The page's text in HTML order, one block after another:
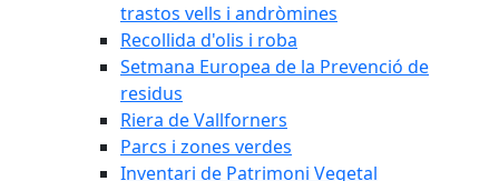
trastos vells i andròmines
Recollida d'olis i roba
Setmana Europea de la Prevenció de
residus
Riera de Vallforners
Parcs i zones verdes
Inventari de Patrimoni Vegetal